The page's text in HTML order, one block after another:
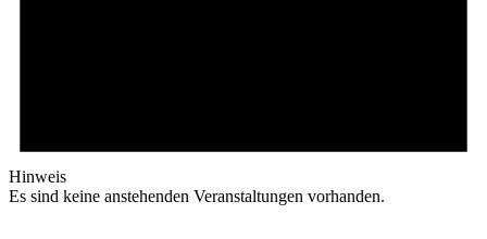
Hinweis
Es sind keine anstehenden Veranstaltungen vorhanden.